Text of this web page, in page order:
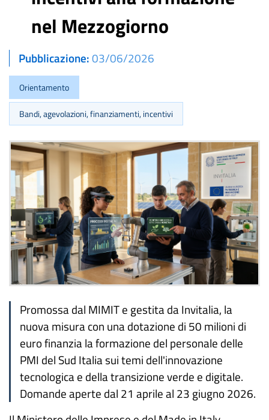
nel Mezzogiorno
Pubblicazione 03/06/2026
Orientamento
Bandi, agevolazioni, finanziamenti, incentivi
Promossa dal MIMIT e gestita da Invitalia, la
nuova misura con una dotazione di 50 milioni di
euro finanzia la formazione del personale delle
PMI del Sud Italia sui temi dell'innovazione
tecnologica e della transizione verde e digitale.
Domande aperte dal 21 aprile al 23 giugno 2026.